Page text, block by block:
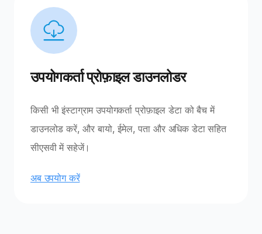
उपयोगकर्ता प्रोफ़ाइल डाउनलोडर
किसी भी इंस्टाग्राम उपयोगकर्ता प्रोफ़ाइल डेटा को बैच में
डाउनलोड करें, और बायो, ईमेल, पता और अधिक डेटा सहित
सीएसवी में सहेजें।
अब उपयोग करें